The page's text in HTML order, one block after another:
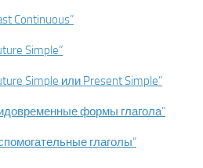
Continuous”
Simple”
Simple или Present Simple”
формы глагола”
глаголы”